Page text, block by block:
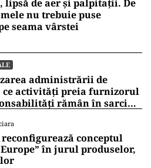
lipsă de aer și palpitații. De
nu trebuie puse
seama vârstei
administrării de
ce activități preia furnizorul
rămân în sarcina
conceptul
în jurul produselor,